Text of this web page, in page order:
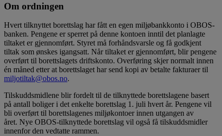
Om ordningen
Hvert tilknyttet borettslag har fått en egen miljøbankkonto i OBOS-
banken. Pengene er sperret på denne kontoen inntil det planlagte
tiltaket er gjennomført. Styret må forhåndsvarsle og få godkjent
tiltak som ønskes igangsatt. Når tiltaket er gjennomført, blir pengene
overført til borettslagets driftskonto. Overføring skjer normalt innen
én måned etter at borettslaget har send kopi av betalte fakturaer til
miljotiltak@obos.no.
Tilskuddsmidlene blir fordelt til de tilknyttede borettslagene basert
på antall boliger i det enkelte borettslag 1. juli hvert år. Pengene vil
bli overført til borettslagenes miljøkontoer innen utgangen av
året. Nye OBOS-tilknyttede borettslag vil også få tilskuddsmidler
innenfor den vedtatte rammen.